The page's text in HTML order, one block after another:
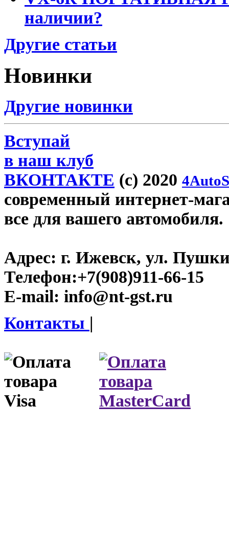
наличии?
Другие статьи
Новинки
Другие новинки
Вступай
в наш клуб
ВКОНТАКТЕ (c) 2020
современный интернет-
все для вашего автомобиля.
Адрес: г. Ижевск, ул.
Телефон:+7(908)911-66-15
E-mail: info@nt-gst.ru
Контакты |